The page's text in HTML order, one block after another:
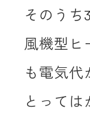
そのうち
風機型ヒ
も電気
とっては